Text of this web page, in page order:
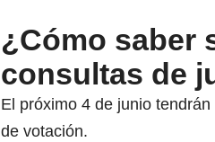
¿Cómo saber
consultas de
El próximo 4 de junio
de votación.